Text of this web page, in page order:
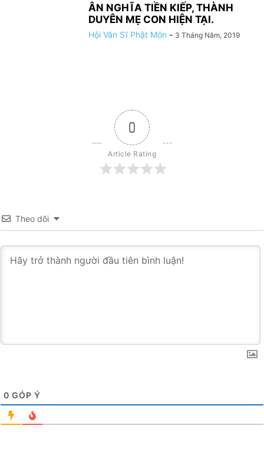
ÂN NGHĨA TIỀN KIẾP, THÀNH
DUYÊN MẸ CON HIỆN TẠI.
Hội Văn Sĩ Phật Môn - 3 Tháng Năm, 2019
0
Article Rating
Theo dõi
0 GÓP Ý